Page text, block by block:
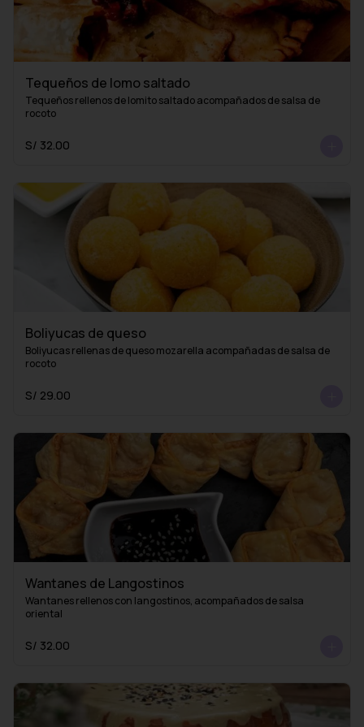
Tequeños de lomo saltado
Tequeños rellenos de lomito saltado acompañados de salsa de
rocoto
S/ 32.00
Boliyucas de queso
Boliyucas rellenas de queso mozarella acompañadas de salsa de
rocoto
S/ 29.00
Wantanes de Langostinos
Wantanes rellenos con langostinos, acompañados de salsa
oriental
S/ 32.00